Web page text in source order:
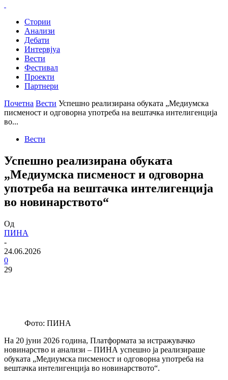
Стории
Анализи
Дебати
Интервјуа
Вести
Фестивал
Проекти
Партнери
Почетна Вести Успешно реализирана обуката „Медиумска
писменост и одговорна употреба на вештачка интелигенција
во...
Вести
Успешно реализирана обуката
„Медиумска писменост и одговорна
употреба на вештачка интелигенција
во новинарството“
Од
ПИНА
-
24.06.2026
0
29
Фото: ПИНА
На 20 јуни 2026 година, Платформата за истражувачко
новинарство и анализи – ПИНА успешно ја реализираше
обуката „Медиумска писменост и одговорна употреба на
вештачка интелигенција во новинарството“.